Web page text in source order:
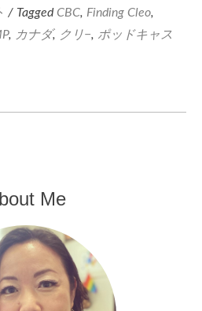
/ TaggedCBC, Finding Cleo,
, カナダ, クリ−, ポッドキャス
Me